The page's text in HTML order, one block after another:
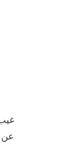
عن عمر ناهز 95 عاماً،